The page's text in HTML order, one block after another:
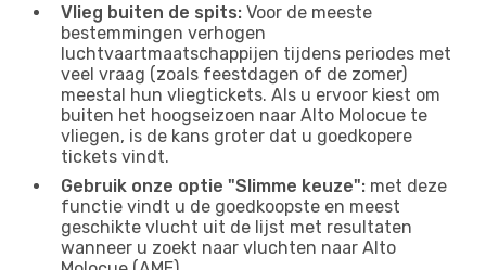
Vlieg buiten de spits: Voor de meeste
bestemmingen verhogen
luchtvaartmaatschappijen tijdens periodes met
veel vraag (zoals feestdagen of de zomer)
meestal hun vliegtickets. Als u ervoor kiest om
buiten het hoogseizoen naar Alto Molocue te
vliegen, is de kans groter dat u goedkopere
tickets vindt.
Gebruik onze optie "Slimme keuze": met deze
functie vindt u de goedkoopste en meest
geschikte vlucht uit de lijst met resultaten
wanneer u zoekt naar vluchten naar Alto